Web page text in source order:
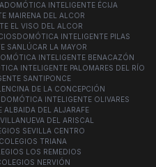
DOMÓTICA INTELIGENTE ÉCIJA
MAIRENA DEL ALCOR
EL VISO DEL ALCOR
DOMÓTICA INTELIGENTE PILAS
SANLÚCAR LA MAYOR
INTELIGENTE BENACAZÓN
INTELIGENTE PALOMARES DEL RÍO
SANTIPONCE
DE LA CONCEPCIÓN
DOMÓTICA INTELIGENTE OLIVARES
DEL ALJARAFE
DEL ARISCAL
SEVILLA CENTRO
TRIANA
LOS REMEDIOS
NERVIÓN